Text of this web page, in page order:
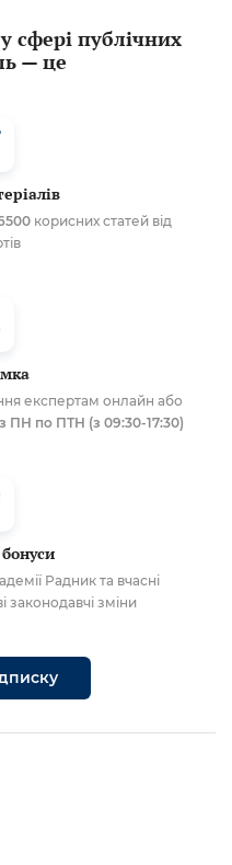
сфері публічних
— це
корисних статей від
експертам онлайн або
з ПН по ПТН (з 09:30-17:30)
Радник та вчасні
законодавчі зміни